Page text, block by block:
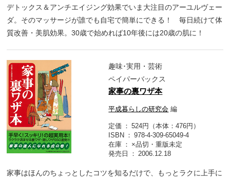
デトックス＆アンチエイジング効果でいま大注目のアーユルヴェー
ダ。そのマッサージが誰でも自宅で簡単にできる！ 毎日続けて体
質改善・美肌効果。30歳で始めれば10年後には20歳の肌に！
趣味･実用・芸術
ペイパーバックス
家事の裏ワザ本
平成暮らしの研究会 編
定価
524円（本体：476円）
ISBN
978-4-309-65049-4
在庫
×品切・重版未定
発売日
2006.12.18
家事はほんのちょっとしたコツを知るだけで、もっとラクに上手に